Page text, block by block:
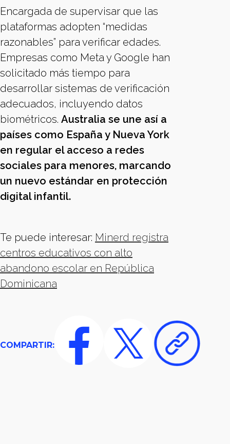
Encargada de supervisar que las
plataformas adopten “medidas
razonables” para verificar edades.
Empresas como Meta y Google han
solicitado más tiempo para
desarrollar sistemas de verificación
adecuados, incluyendo datos
biométricos. Australia se une así a
países como España y Nueva York
en regular el acceso a redes
sociales para menores, marcando
un nuevo estándar en protección
digital infantil.
Te puede interesar: Minerd registra
centros educativos con alto
abandono escolar en República
Dominicana
COMPARTIR: